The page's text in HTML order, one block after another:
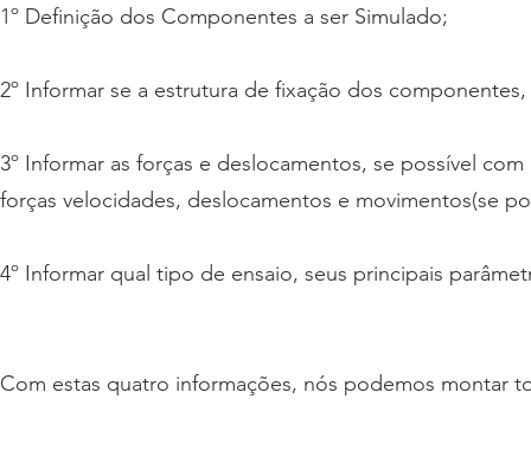
1º Definição dos Componentes a ser Simulado;
2º Informar se a estrutura de fixação dos
3º Informar as forças e deslocamentos, se possível
forças velocidades, deslocamentos e movimentos(se
4º Informar qual tipo de ensaio, seus principais
Com estas quatro informações, nós podemos montar